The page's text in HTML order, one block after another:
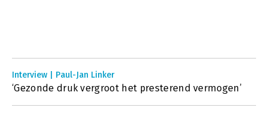
Interview | Paul-Jan Linker
‘Gezonde druk vergroot het presterend vermogen’